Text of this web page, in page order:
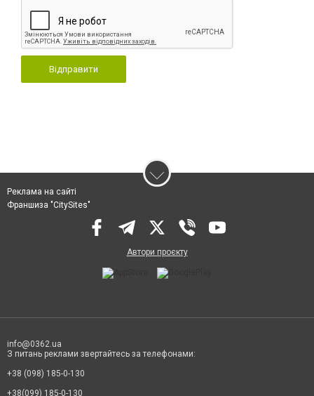
Відправити
Реклама на сайті
Франшиза "CitySites"
Автори проєкту
info@0362.ua
З питань реклами звертайтесь за телефонами:
+38 (098) 185-0-130
+38(099) 185-0-130